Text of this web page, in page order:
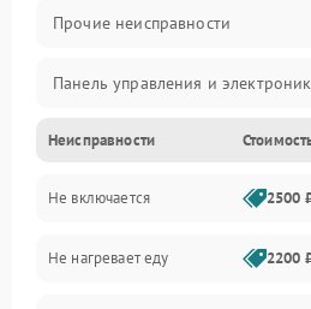
Прочие неисправности
Панель управления и
Дверца и корпус
Механика и внутренние
Механические повреждения
Неисправности
Не включается 2500
Не нагревает еду 2200